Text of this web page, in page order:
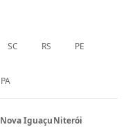
SC RS PE
PA
Nova IguaçuNiterói